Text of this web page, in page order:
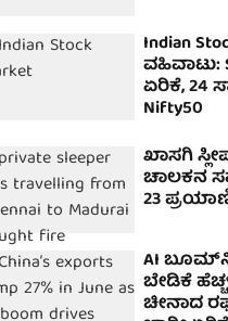
Indian
ವಹಿವಾಟು:
ಏರಿಕೆ, 24
Nifty50
ಖಾಸಗಿ
ಚಾಲಕನ
23
AI
ಬೇಡಿಕೆ
ಚೀನಾದ